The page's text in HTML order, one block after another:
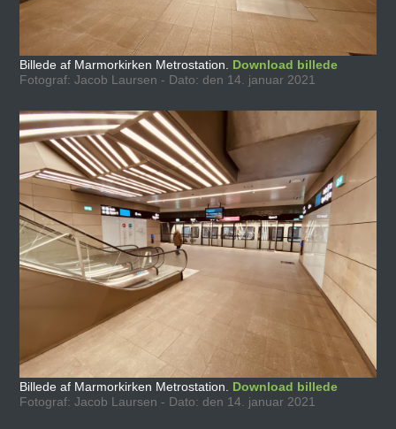
Billede af Marmorkirken Metrostation. Download billede
Fotograf: Jacob Laursen - Dato: den 14. januar 2021
Billede af Marmorkirken Metrostation. Download billede
Fotograf: Jacob Laursen - Dato: den 14. januar 2021